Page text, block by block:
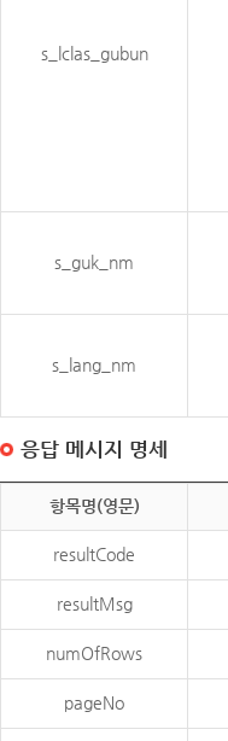
s_lclas_gubun
s_guk_nm
s_lang_nm
응답 메시지 명세
항목명(영문)
resultCode
resultMsg
numOfRows
pageNo